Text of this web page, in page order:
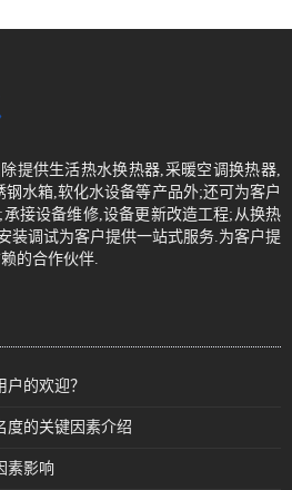
提供生活热水换热器,采暖空调换热器,
水箱,软化水设备等产品外;还可为客户
接设备维修,设备更新改造工程;从换热
装调试为客户提供一站式服务.为客户提
的合作伙伴.
的欢迎？
度的关键因素介绍
素影响